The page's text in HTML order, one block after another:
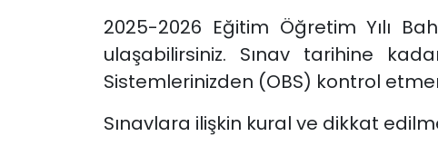
2025-2026 Eğitim Öğretim Yılı
ulaşabilirsiniz. Sınav tarihine
Sistemlerinizden (OBS) kontrol
Sınavlara ilişkin kural ve dikkat